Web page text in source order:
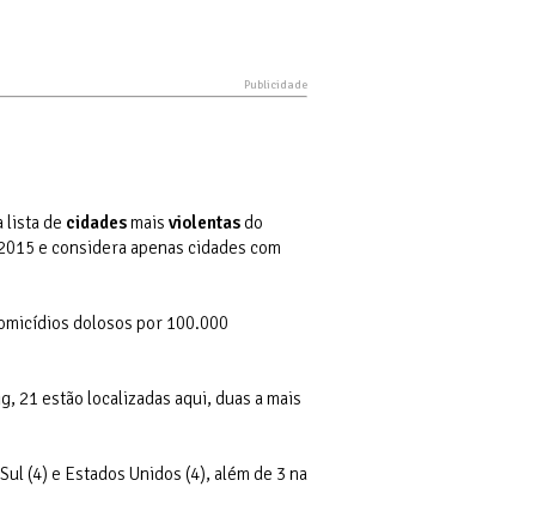
lista de cidadesmais violentasdo
e considera apenas cidades com
dolosos por 100.000
21 estão localizadas aqui, duas a mais
(4) e Estados Unidos (4), além de 3 na